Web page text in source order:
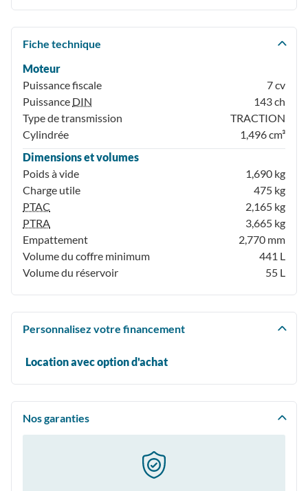
Fiche technique
Moteur
Puissance fiscale
7 cv
Puissance DIN
143 ch
Type de transmission
TRACTION
Cylindrée
1,496 cm³
Dimensions et volumes
Poids à vide
1,690 kg
Charge utile
475 kg
PTAC
2,165 kg
PTRA
3,665 kg
Empattement
2,770 mm
Volume du coffre minimum
441 L
Volume du réservoir
55 L
Personnalisez votre financement
Location avec option d'achat
Nos garanties